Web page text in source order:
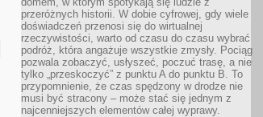
przeróżnych historii. W dobie cyfrowej, gdy wiele
doświadczeń przenosi się do wirtualnej
rzeczywistości, warto od czasu do czasu wybrać
podróż, która angażuje wszystkie zmysły. Pociąg
pozwala zobaczyć, usłyszeć, poczuć trasę, a nie
tylko „przeskoczyć” z punktu A do punktu B. To
przypomnienie, że czas spędzony w drodze nie
musi być stracony – może stać się jednym z
najcenniejszych elementów całej wyprawy.